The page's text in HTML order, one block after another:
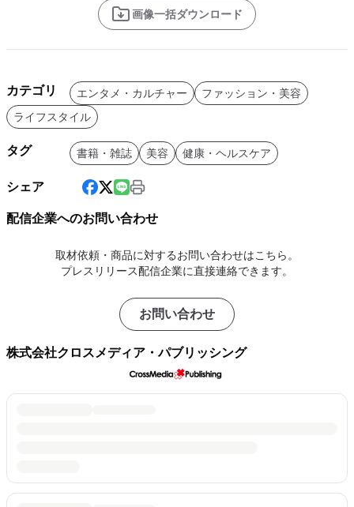
画像一括ダウンロード
カテゴリ エンタメ・カルチャー
ファッション・美容
ライフスタイル
タグ 書籍・雑誌 美容 健康・ヘルスケア
シェア
配信企業へのお問い合わせ
取材依頼・商品に対するお問い合わせはこちら。
プレスリリース配信企業に直接連絡できます。
お問い合わせ
株式会社クロスメディア・パブリッシング